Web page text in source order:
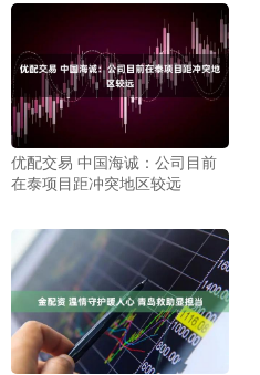
优配交易 中国海诚：公司目前
在泰项目距冲突地区较远